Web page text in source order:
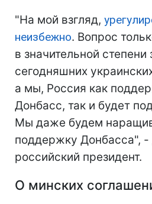
"На мой взгляд,
неизбежно. Вопрос
в значительной степени
сегодняшних
а мы, Россия как
Донбасс, так и будет
Мы даже будем
поддержку Донбасса", -
российский президент.
О минских